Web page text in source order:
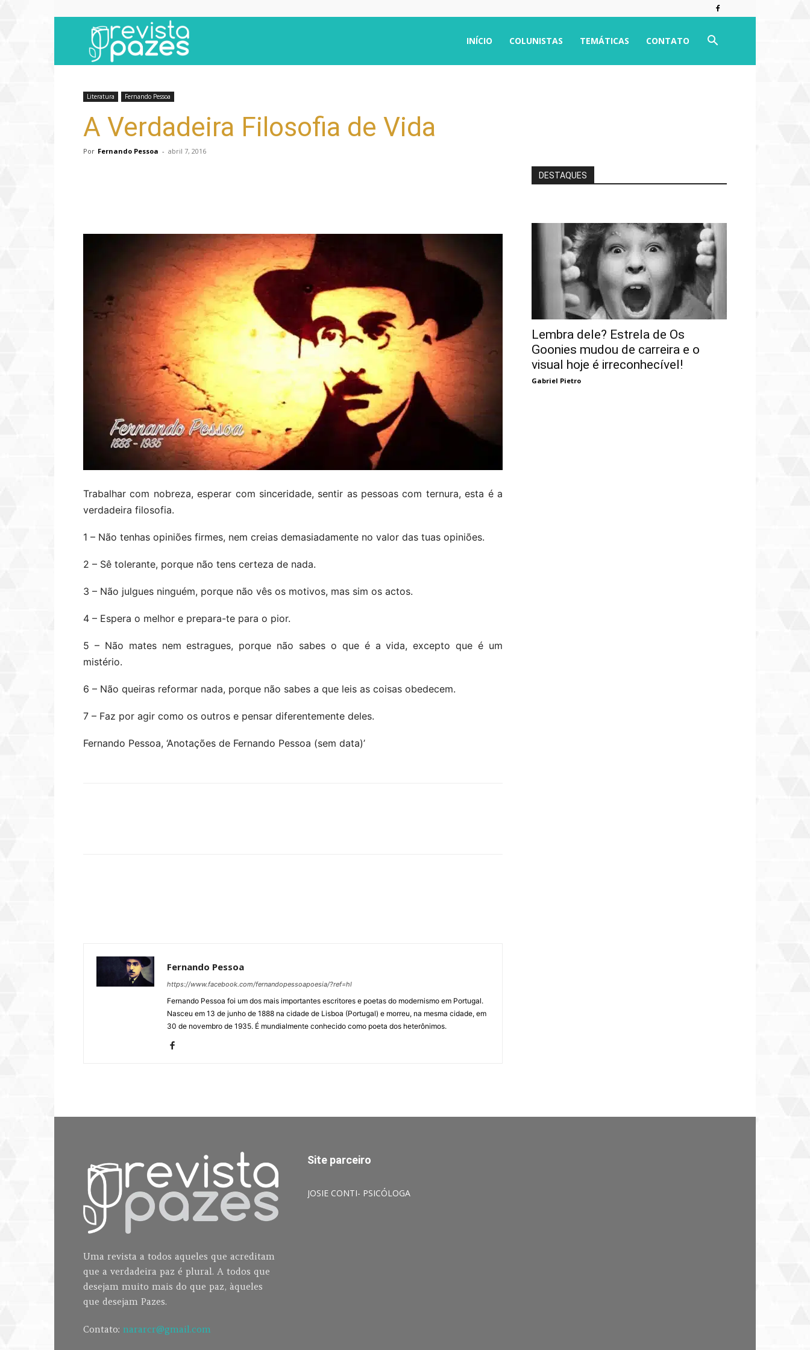
INÍCIO COLUNISTAS TEMÁTICAS CONTATO
Literatura Fernando Pessoa
A Verdadeira Filosofia de Vida
Por Fernando Pessoa - abril 7, 2016
Trabalhar com nobreza, esperar com sinceridade, sentir as pessoas com ternura, esta é a
verdadeira filosofia.
1 – Não tenhas opiniões firmes, nem creias demasiadamente no valor das tuas opiniões.
2 – Sê tolerante, porque não tens certeza de nada.
3 – Não julgues ninguém, porque não vês os motivos, mas sim os actos.
4 – Espera o melhor e prepara-te para o pior.
5 – Não mates nem estragues, porque não sabes o que é a vida, excepto que é um
mistério.
6 – Não queiras reformar nada, porque não sabes a que leis as coisas obedecem.
7 – Faz por agir como os outros e pensar diferentemente deles.
Fernando Pessoa, ‘Anotações de Fernando Pessoa (sem data)’
Fernando Pessoa
https://www.facebook.com/fernandopessoapoesia/?ref=hl
Fernando Pessoa foi um dos mais importantes escritores e poetas do modernismo em Portugal.
Nasceu em 13 de junho de 1888 na cidade de Lisboa (Portugal) e morreu, na mesma cidade, em
30 de novembro de 1935. É mundialmente conhecido como poeta dos heterônimos.
DESTAQUES
Lembra dele? Estrela de Os
Goonies mudou de carreira e o
visual hoje é irreconhecível!
Gabriel Pietro
Uma revista a todos aqueles que acreditam
que a verdadeira paz é plural. A todos que
desejam muito mais do que paz, àqueles
que desejam Pazes.
Contato: nararcr@gmail.com
Site parceiro
JOSIE CONTI- PSICÓLOGA